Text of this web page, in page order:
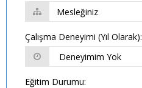
Çalışma Deneyimi (Yıl Olarak):
Eğitim Durumu: